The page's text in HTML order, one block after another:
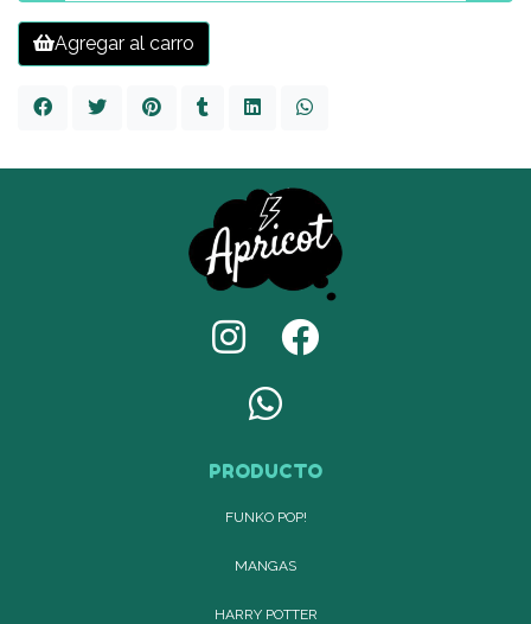
Agregar al carro
PRODUCTO
FUNKO POP!
MANGAS
HARRY POTTER